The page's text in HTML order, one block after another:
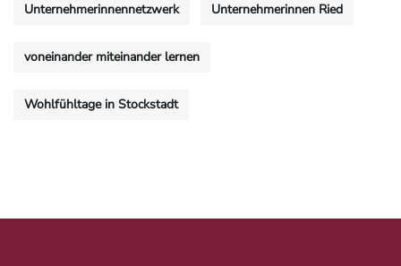
Unternehmerinnennetzwerk Unternehmerinnen Ried
voneinander miteinander lernen
Wohlfühltage in Stockstadt